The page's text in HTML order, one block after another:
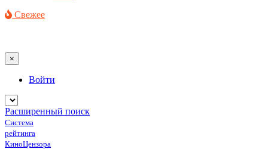
Свежее
×
Войти
Расширенный поиск
Система
рейтинга
КиноЦензора